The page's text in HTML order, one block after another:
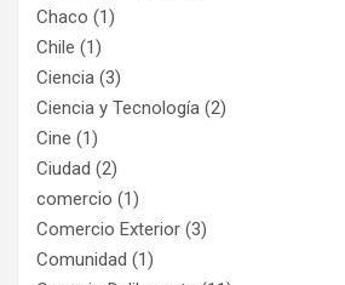
Chaco (1)
Chile (1)
Ciencia (3)
Ciencia y Tecnología (2)
Cine (1)
Ciudad (2)
comercio (1)
Comercio Exterior (3)
Comunidad (1)